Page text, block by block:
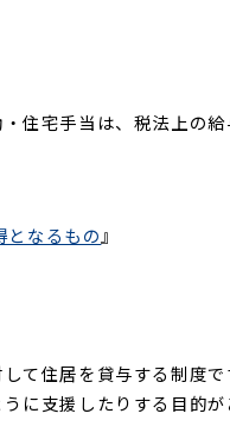
住宅手当は、税法上の
なるもの 』
て住居を貸与する制度
に支援したりする目的が